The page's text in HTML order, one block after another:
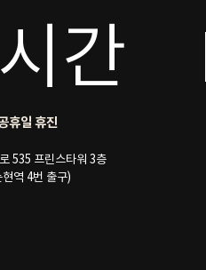
간
휴일 휴진
535 프린스타워 3층
역 4번 출구)